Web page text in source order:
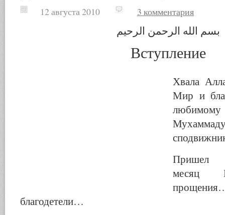
12 августа 2010 3 комментария
بسم الله الرحمن الرحيم
Вступление
Хвала
Мир и
Пришел
месяц
благодетели…